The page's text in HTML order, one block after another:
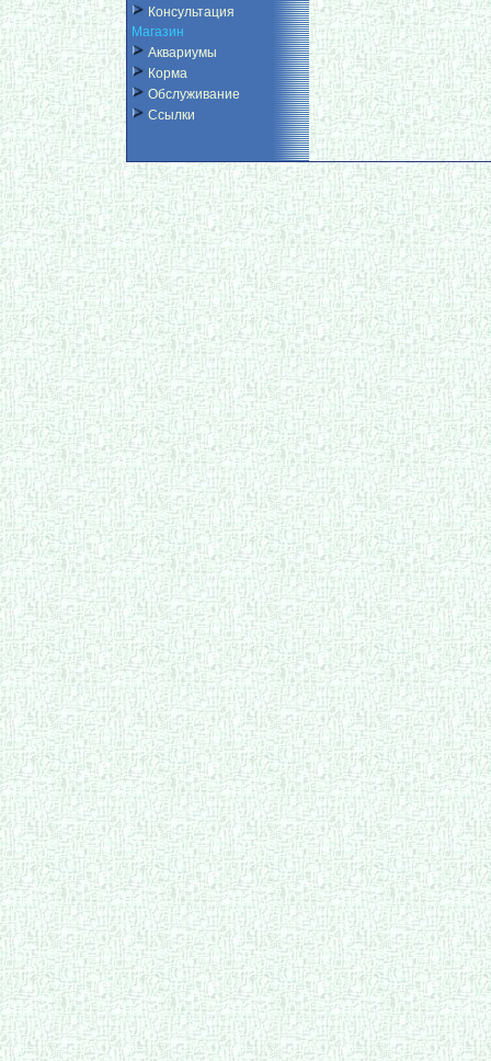
Консультация
Магазин
Аквариумы
Корма
Обслуживание
Ссылки